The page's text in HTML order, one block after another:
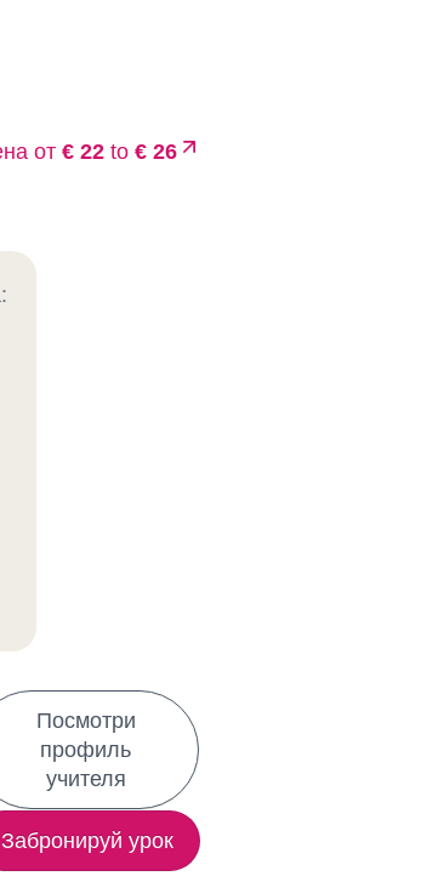
от € 22 to € 26
Посмотри
профиль
учителя
Забронируй урок